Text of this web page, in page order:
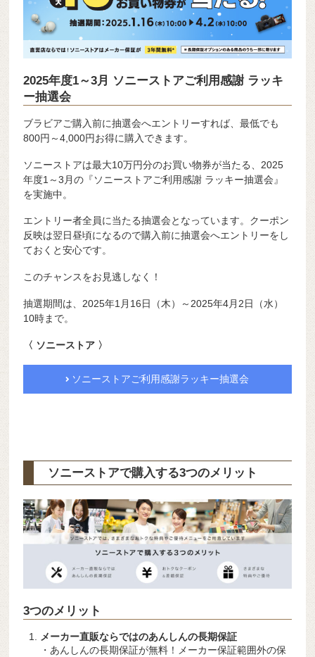
2025年度1～3月 ソニーストアご利用感謝 ラッキ
ー抽選会
ブラビアご購入前に抽選会へエントリーすれば、最低でも
800円～4,000円お得に購入できます。
ソニーストアは最大10万円分のお買い物券が当たる、2025
年度1～3月の『ソニーストアご利用感謝 ラッキー抽選会』
を実施中。
エントリー者全員に当たる抽選会となっています。クーポン
反映は翌日昼頃になるので購入前に抽選会へエントリーをし
ておくと安心です。
このチャンスをお見逃しなく！
抽選期間は、2025年1月16日（木）～2025年4月2日（水）
10時まで。
〈 ソニーストア 〉
ソニーストアご利用感謝ラッキー抽選会
ソニーストアで購入する3つのメリット
3つのメリット
メーカー直販ならではのあんしんの長期保証
・あんしんの長期保証が無料！メーカー保証範囲外の保